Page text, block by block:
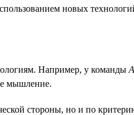
новых
Например, у команды
мышление.
стороны, но и по